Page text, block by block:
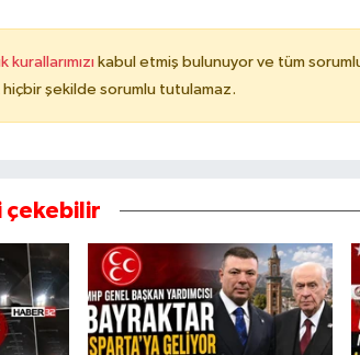
kurallarımızı kabul etmiş bulunuyor ve tüm
şekilde sorumlu tutulamaz.
çekebilir